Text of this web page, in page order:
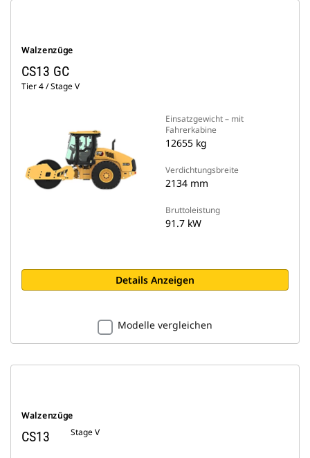
Walzenzüge
CS13 GC
Tier 4 / Stage V
Einsatzgewicht – mit
Fahrerkabine
12655 kg
Verdichtungsbreite
2134 mm
Bruttoleistung
91.7 kW
Details Anzeigen
Modelle vergleichen
Walzenzüge
CS13 Stage V